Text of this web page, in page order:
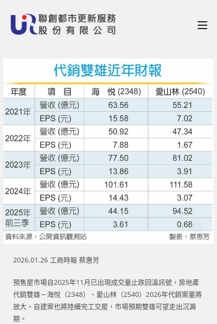
2026.01.26 工商時報 蔡惠芳
預售屋市場自2025年11月已出現成交量止跌回溫訊號，房地產
代銷雙雄－海悅（2348）、愛山林（2540）2026年代銷案量將
放大，自建案也將陸續完工交屋，市場預期雙雄可望走出沉澱
期。